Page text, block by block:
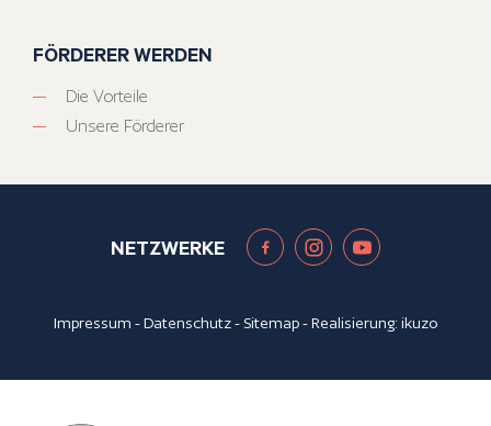
FÖRDERER WERDEN
Die Vorteile
Unsere Förderer
NETZWERKE
Impressum -Datenschutz- Sitemap- Realisierung:ikuzo